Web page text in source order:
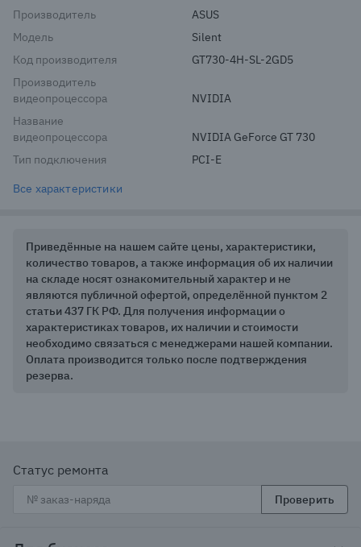
Не требует дополнительного питания — подключается только к
Компактный размер — подойдёт даже в маленькие корпуса.
Низкое энергопотребление — не нагружает блок питания.
Идеальна для Windows, Linux, офисных приложений, Zoom,
YouTube.
Офисные ПК, информационные киоски, мультидисплейные рабочие
Производитель
ASUS
Модель
Silent
Код производителя
GT730-4H-SL-2GD5
Производитель
видеопроцессора
NVIDIA
Название
видеопроцессора
NVIDIA GeForce GT 730
Тип подключения
PCI-E
Все характеристики
Приведённые на нашем сайте цены, характеристики,
количество товаров, а также информация об их наличии
на складе носят ознакомительный характер и не
являются публичной офертой, определённой пунктом 2
статьи 437 ГК РФ. Для получения информации о
характеристиках товаров, их наличии и стоимости
необходимо связаться с менеджерами нашей компании.
Оплата производится только после подтверждения
резерва.
Статус ремонта
Проверить